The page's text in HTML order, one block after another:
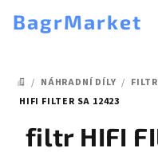
BagrMarket
DOMŮ
/ NÁHRADNÍ DÍLY /
HIFI FILTER SA 12423
filtr HIFI